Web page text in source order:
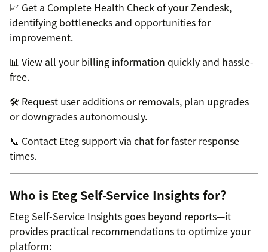
📈 Get a Complete Health Check of your Zendesk,
identifying bottlenecks and opportunities for
improvement.
📊 View all your billing information quickly and hassle-
free.
🛠️ Request user additions or removals, plan upgrades
or downgrades autonomously.
📞 Contact Eteg support via chat for faster response
times.
Who is Eteg Self-Service Insights for?
Eteg Self-Service Insights goes beyond reports—it
provides practical recommendations to optimize your
platform: